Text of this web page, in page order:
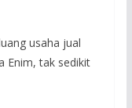
usaha jual
Enim, tak sedikit